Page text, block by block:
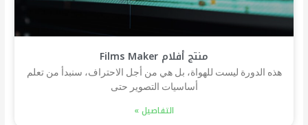
منتج أفلام Films Maker
هذه الدورة ليست للهواة، بل هي من أجل الاحتراف، سنبدأ من تعلم
أساسيات التصوير حتى
التفاصيل »